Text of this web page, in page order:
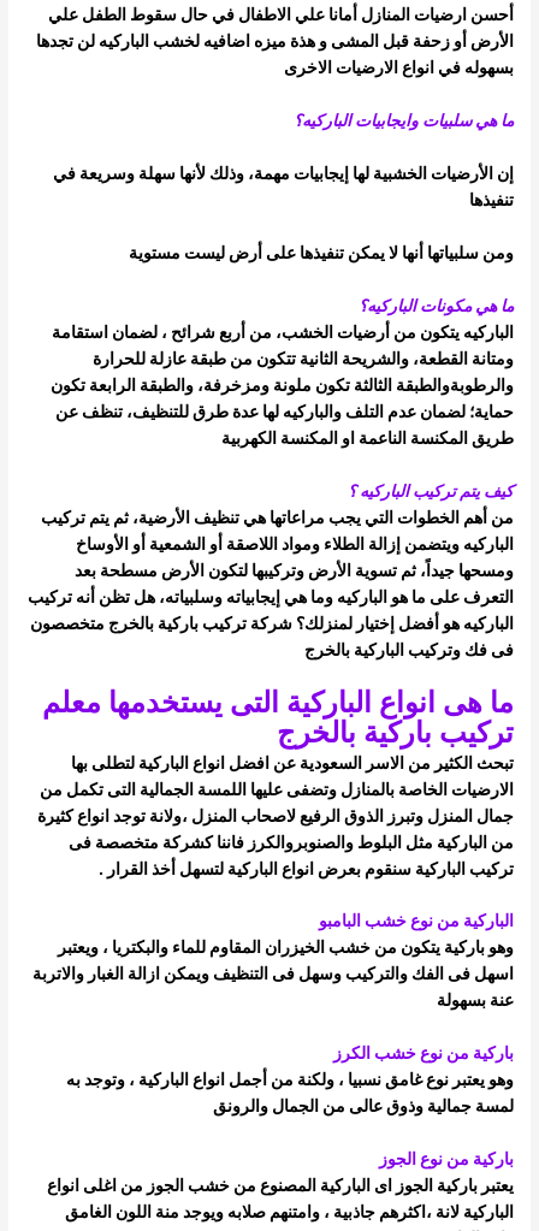
أحسن ارضيات المنازل أمانا علي الاطفال في حال سقوط الطفل علي
الأرض أو زحفة قبل المشى و هذة ميزه اضافيه لخشب الباركيه لن تجدها
بسهوله في انواع الارضيات الاخرى
ما هي سلبيات وايجابيات الباركيه؟
إن الأرضيات الخشبية لها إيجابيات مهمة، وذلك لأنها سهلة وسريعة في
تنفيذها
ومن سلبياتها أنها لا يمكن تنفيذها على أرض ليست مستوية
ما هي مكونات الباركيه؟
الباركيه يتكون من أرضيات الخشب، من أربع شرائح ، لضمان استقامة
ومتانة القطعة، والشريحة الثانية تتكون من طبقة عازلة للحرارة
والرطوبةوالطبقة الثالثة تكون ملونة ومزخرفة، والطبقة الرابعة تكون
حماية؛ لضمان عدم التلفوالباركيه لها عدة طرق للتنظيف، تنظف عن
طريق المكنسة الناعمة او المكنسة الكهربية
كيف يتم تركيب الباركيه ؟
من أهم الخطوات التي يجب مراعاتها هي تنظيف الأرضية، ثم يتم تركيب
الباركيه ويتضمن إزالة الطلاء ومواد اللاصقة أو الشمعية أو الأوساخ
ومسحهاجيداً، ثم تسوية الأرض وتركيبها لتكون الأرض مسطحةبعد
التعرف على ما هو الباركيه وما هي إيجابياته وسلبياته، هل تظن أنه تركيب
الباركيه هو أفضل إختيار لمنزلك؟شركة تركيب باركية بالخرج متخصصون
فى فك وتركيب الباركية بالخرج
ما هى انواع الباركية التى يستخدمها معلم
تركيب باركية بالخرج
تبحث الكثير من الاسر السعودية عن افضل انواع الباركية لتطلى بها
الارضيات الخاصة بالمنازل وتضفى عليها اللمسة الجمالية التى تكمل من
جمال المنزلوتبرز الذوق الرفيع لاصحاب المنزل ،ولانة توجد انواع كثيرة
من الباركية مثل البلوط والصنوبروالكرز فاننا كشركة متخصصة فى
تركيب الباركية سنقوم بعرض انواع الباركية لتسهل أخذ القرار .
الباركية من نوع خشب البامبو
وهو باركية يتكون من خشب الخيزران المقاوم للماء والبكتريا ، ويعتبر
اسهل فى الفك والتركيب وسهل فى التنظيف ويمكن ازالة الغبار والاتربة
عنةبسهولة
باركية من نوع خشب الكرز
وهو يعتبر نوع غامق نسبيا ، ولكنة من أجمل انواع الباركية ، وتوجد به
لمسة جمالية وذوق عالى من الجمال والرونق
باركية من نوع الجوز
يعتبر باركية الجوز اى الباركية المصنوع من خشب الجوز من اغلى انواع
الباركية لانة ،اكثرهم جاذبية ، وامتنهم صلابه ويوجد منة اللون الغامق